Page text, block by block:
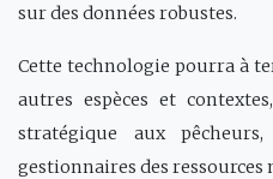
sur des données robustes.
Cette technologie pourra à
autres espèces et
stratégique aux
gestionnaires des ressources